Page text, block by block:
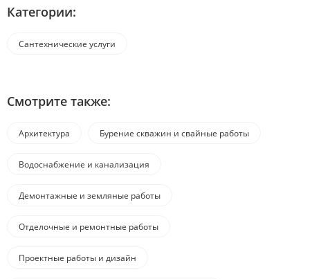
Категории:
Сантехнические услуги
Смотрите также:
Архитектура Бурение скважин и свайные работы
Водоснабжение и канализация
Демонтажные и земляные работы
Отделочные и ремонтные работы
Проектные работы и дизайн